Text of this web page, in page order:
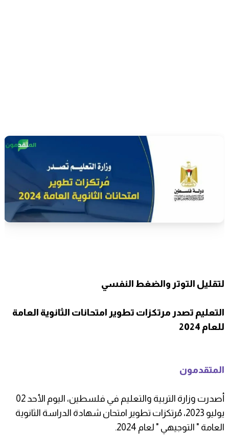
لتقليل التوتر والضغط النفسي
التعليم تصدر مرتكزات تطوير امتحانات الثانوية العامة
للعام 2024
المتقدمون
أصدرت وزارة التربية والتعليم في فلسطين، اليوم الأحد 02
يوليو 2023، مُرتكزات تطوير امتحان شهادة الدراسة الثانوية
العامة " التوجيهي " لعام 2024.